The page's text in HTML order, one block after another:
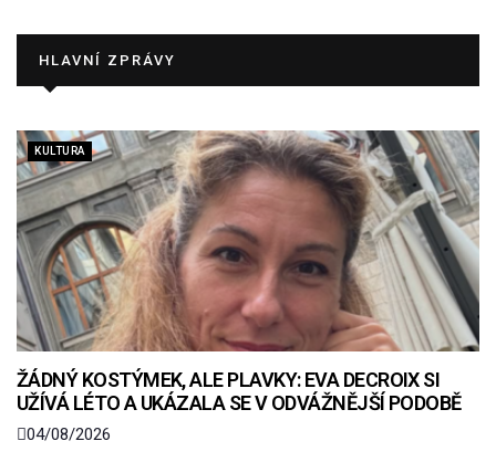
HLAVNÍ ZPRÁVY
KULTURA
ŽÁDNÝ KOSTÝMEK, ALE PLAVKY: EVA DECROIX SI
UŽÍVÁ LÉTO A UKÁZALA SE V ODVÁŽNĚJŠÍ PODOBĚ
04/08/2026